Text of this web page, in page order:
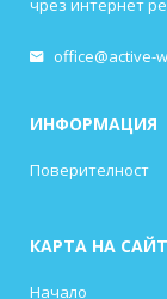
office@active-
ИНФОРМАЦИЯ
Поверителност
КАРТА НА
Начало